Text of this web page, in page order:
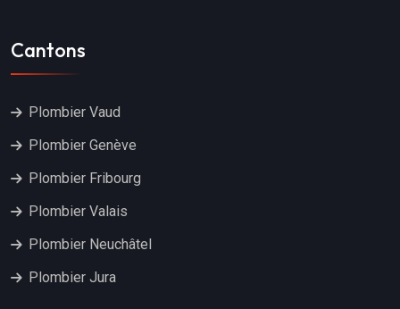
Cantons
Plombier Vaud
Plombier Genève
Plombier Fribourg
Plombier Valais
Plombier Neuchâtel
Plombier Jura